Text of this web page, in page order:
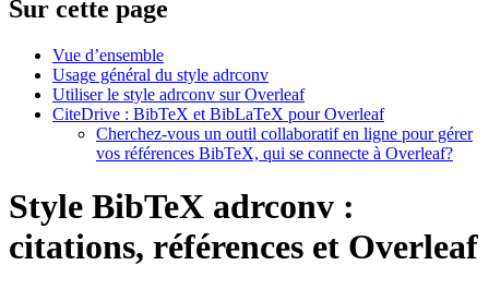
Sur cette page
Vue d’ensemble
Usage général du style adrconv
Utiliser le style adrconv sur Overleaf
CiteDrive : BibTeX et BibLaTeX pour Overleaf
Cherchez-vous un outil collaboratif en ligne pour gérer
vos références BibTeX, qui se connecte à Overleaf?
Style BibTeX adrconv :
citations, références et Overleaf